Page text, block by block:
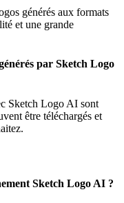
générés aux formats
et une grande
par Sketch Logo
Sketch Logo AI sont
être téléchargés et
Sketch Logo AI ?